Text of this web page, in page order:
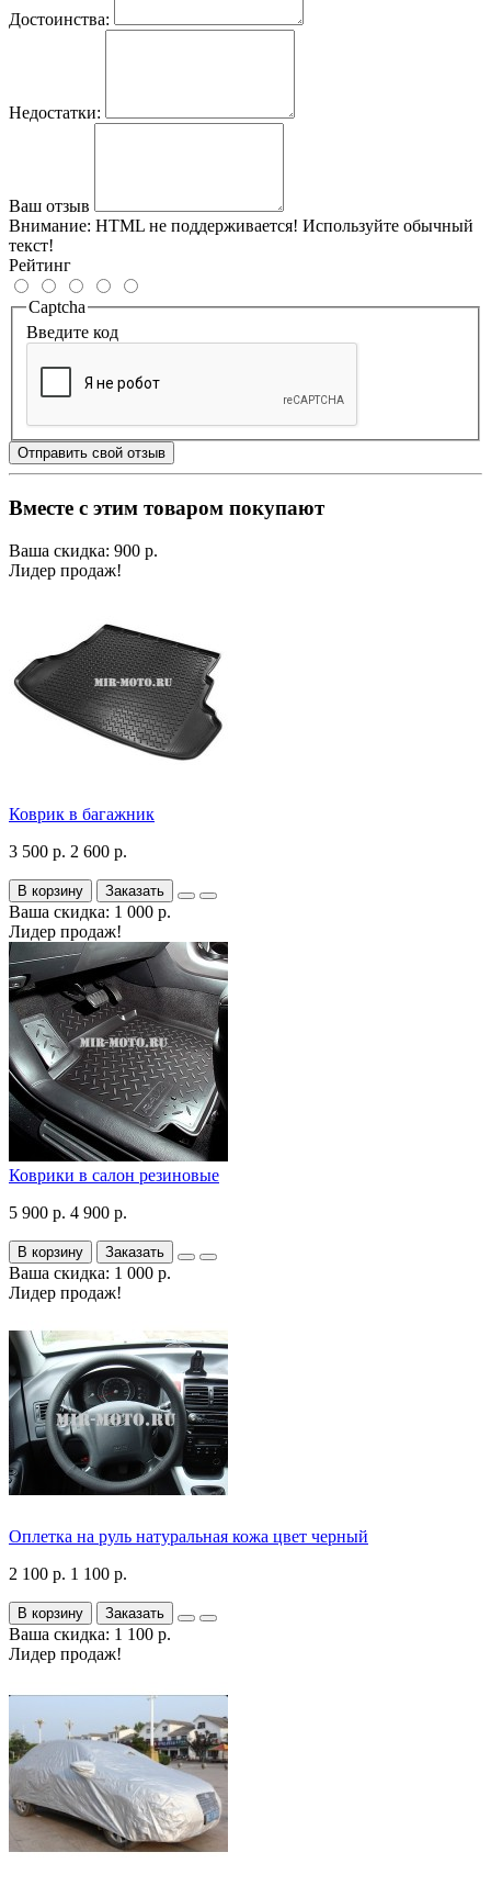
Достоинства:
Недостатки:
Ваш отзыв
Внимание: HTML не поддерживается! Используйте обычный
текст!
Рейтинг
Captcha
Введите код
Отправить свой отзыв
Вместе с этим товаром покупают
Ваша скидка: 900 р.
Лидер продаж!
Коврик в багажник
3 500 р. 2 600 р.
В корзину Заказать
Ваша скидка: 1 000 р.
Лидер продаж!
Коврики в салон резиновые
5 900 р. 4 900 р.
В корзину Заказать
Ваша скидка: 1 000 р.
Лидер продаж!
Оплетка на руль натуральная кожа цвет черный
2 100 р. 1 100 р.
В корзину Заказать
Ваша скидка: 1 100 р.
Лидер продаж!